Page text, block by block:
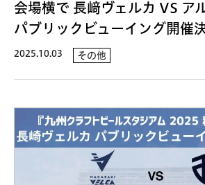
会場横で 長﨑ヴェルカ VS ア
パブリックビューイング開催
2025.10.03 その他